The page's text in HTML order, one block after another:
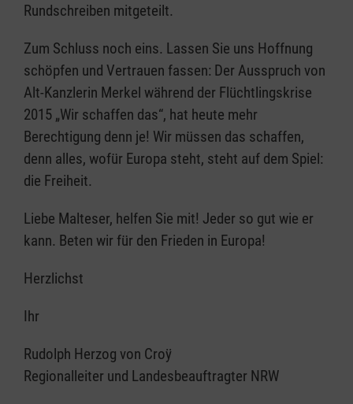
Rundschreiben mitgeteilt.
Zum Schluss noch eins. Lassen Sie uns Hoffnung
schöpfen und Vertrauen fassen: Der Ausspruch von
Alt-Kanzlerin Merkel während der Flüchtlingskrise
2015 „Wir schaffen das“, hat heute mehr
Berechtigung denn je! Wir müssen das schaffen,
denn alles, wofür Europa steht, steht auf dem Spiel:
die Freiheit.
Liebe Malteser, helfen Sie mit! Jeder so gut wie er
kann. Beten wir für den Frieden in Europa!
Herzlichst
Ihr
Rudolph Herzog von Croÿ
Regionalleiter und Landesbeauftragter NRW